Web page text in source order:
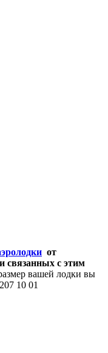
от
связанных с этим
вашей лодки вы
10 01